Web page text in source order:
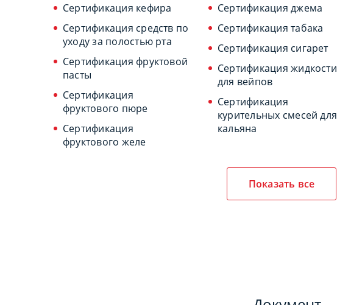
Сертификация кефира
Сертификация средств по
уходу за полостью рта
Сертификация фруктовой
пасты
Сертификация
фруктового пюре
Сертификация
фруктового желе
Сертификация джема
Сертификация табака
Сертификация сигарет
Сертификация жидкости
для вейпов
Сертификация
курительных смесей для
кальяна
Показать все